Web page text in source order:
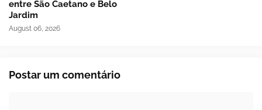
entre São Caetano e Belo
Jardim
August 06, 2026
Postar um comentário